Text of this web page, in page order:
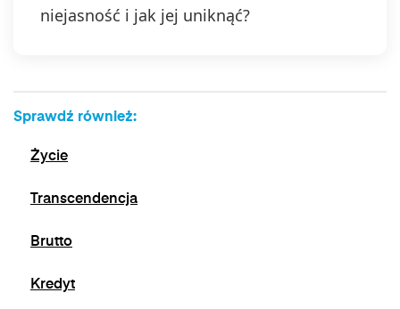
niejasność i jak jej uniknąć?
Sprawdź również:
Życie
Transcendencja
Brutto
Kredyt